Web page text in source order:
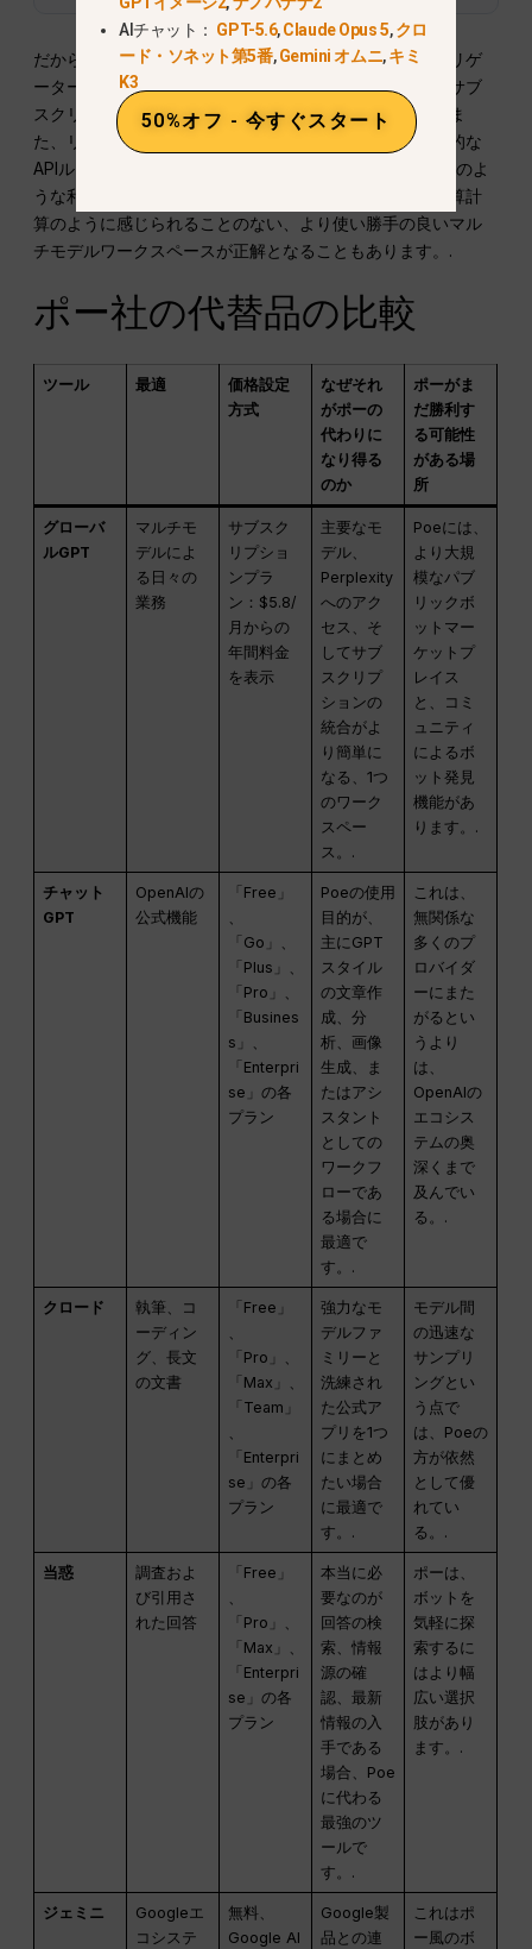
だからこそ、最適な代替手段が必ずしも別のモデルアグリゲ
ーターであるとは限りません。場合によっては、公式のサブ
スクリプションサービスが正解となることもあります。ま
た、リサーチエンジンが正解となることもあれば、技術的な
APIルーターが正解となることもあります。さらに、Poeのよ
うな利点を維持しつつ、すべてのプロンプトがまるで予算計
算のように感じられることのない、より使い勝手の良いマル
チモデルワークスペースが正解となることもあります。.
ポー社の代替品の比較
ツール 最適
価格設定
方式
なぜそれ
がポーの
代わりに
なり得る
のか
ポーがま
だ勝利す
る可能性
がある場
所
グローバ
ルGPT
マルチモ
デルによ
る日々の
業務
サブスク
リプショ
ンプラ
ン：$5.8/
月からの
年間料金
を表示
主要なモ
デル、
Perplexity
へのアク
セス、そ
してサブ
スクリプ
ションの
統合がよ
り簡単に
なる、1つ
のワーク
スペー
ス。.
Poeには、
より大規
模なパブ
リックボ
ットマー
ケットプ
レイス
と、コミ
ュニティ
によるボ
ット発見
機能があ
ります。.
チャット
GPT
OpenAIの
公式機能
「Free」
、
「Go」、
「Plus」、
「Pro」、
「Busines
s」、
「Enterpri
se」の各
プラン
Poeの使用
目的が、
主にGPT
スタイル
の文章作
成、分
析、画像
生成、ま
たはアシ
スタント
としての
ワークフ
ローであ
る場合に
最適で
す。.
これは、
無関係な
多くのプ
ロバイダ
ーにまた
がるとい
うより
は、
OpenAIの
エコシス
テムの奥
深くまで
及んでい
る。.
クロード
執筆、コ
ーディン
グ、長文
の文書
「Free」
、
「Pro」、
「Max」、
「Team」
、
「Enterpri
se」の各
プラン
強力なモ
デルファ
ミリーと
洗練され
た公式ア
プリを1つ
にまとめ
たい場合
に最適で
す。.
モデル間
の迅速な
サンプリ
ングとい
う点で
は、Poeの
方が依然
として優
れてい
る。.
当惑
調査およ
び引用さ
れた回答
「Free」
、
「Pro」、
「Max」、
「Enterpri
se」の各
プラン
本当に必
要なのが
回答の検
索、情報
源の確
認、最新
情報の入
手である
場合、Poe
に代わる
最強のツ
ールで
す。.
ポーは、
ボットを
気軽に探
索するに
はより幅
広い選択
肢があり
ます。.
ジェミニ
Googleエ
コシステ
無料、
Google AI
Google製
品との連
これはポ
ー風のボ
AIチャット： GPT-5.6,Claude Opus 5,クロ
ード・ソネット第5番,Gemini オムニ,キミ
K3
50%オフ - 今すぐスタート